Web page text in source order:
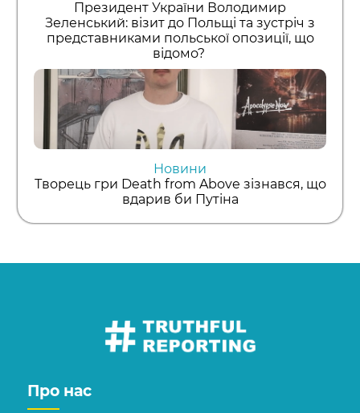
Президент України Володимир
Зеленський: візит до Польщі та зустріч з
представниками польської опозиції, що
відомо?
Новини
Творець гри Death from Above зізнався, що
вдарив би Путіна
Про нас